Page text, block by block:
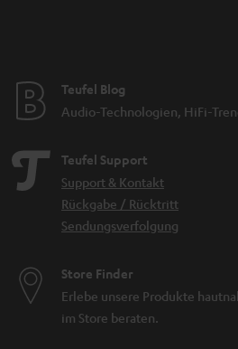
Teufel Blog
Audio-Technologien, HiFi-
Teufel Support
Support & Kontakt
Rückgabe / Rücktritt
Sendungsverfolgung
Store Finder
Erlebe unsere Produkte
im Store beraten.